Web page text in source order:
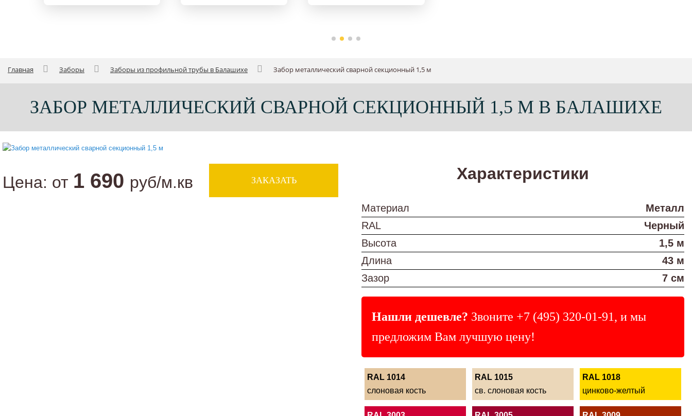
Главная Заборы Заборы из профильной трубы в Балашихе Забор металлический сварной секционный 1,5 м
ЗАБОР МЕТАЛЛИЧЕСКИЙ СВАРНОЙ СЕКЦИОННЫЙ 1,5 М В БАЛАШИХЕ
Цена: от 1 690 руб/м.кв ЗАКАЗАТЬ Характеристики
Материал
Металл
RAL
Черный
Высота
1,5 м
Длина
43 м
Зазор
7 см
Нашли дешевле? Звоните +7 (495) 320-01-91, и мы
предложим Вам лучшую цену!
RAL 1014
слоновая кость
RAL 1015
св. слоновая кость
RAL 1018
цинково-желтый